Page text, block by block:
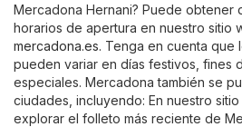
Mercadona Hernani? Puede obtener
horarios de apertura en nuestro sitio
mercadona.es. Tenga en cuenta que
pueden variar en días festivos, fines
especiales. Mercadona también se
ciudades, incluyendo: En nuestro
explorar el folleto más reciente de